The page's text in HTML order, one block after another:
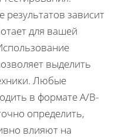
зависит
для вашей
выделить
Любые
в формате A/B-
определить,
влияют на